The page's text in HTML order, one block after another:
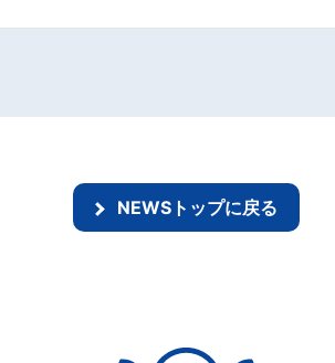
NEWSトップに戻る